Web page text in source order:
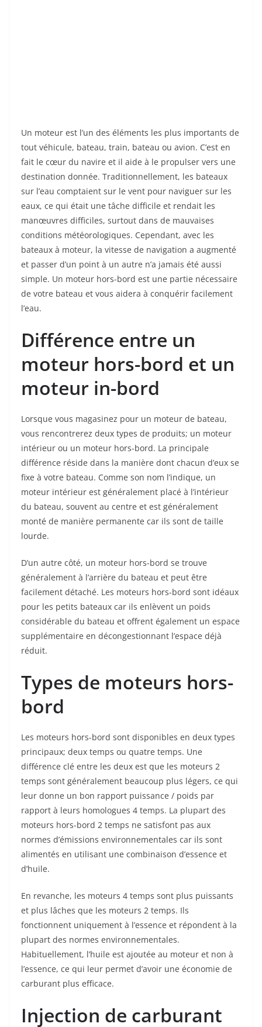
Un moteur est l’un des éléments les plus importants de
tout véhicule, bateau, train, bateau ou avion. C’est en
fait le cœur du navire et il aide à le propulser vers une
destination donnée. Traditionnellement, les bateaux
sur l’eau comptaient sur le vent pour naviguer sur les
eaux, ce qui était une tâche difficile et rendait les
manœuvres difficiles, surtout dans de mauvaises
conditions météorologiques. Cependant, avec les
bateaux à moteur, la vitesse de navigation a augmenté
et passer d’un point à un autre n’a jamais été aussi
simple. Un moteur hors-bord est une partie nécessaire
de votre bateau et vous aidera à conquérir facilement
l’eau.
Différence entre un
moteur hors-bord et un
moteur in-bord
Lorsque vous magasinez pour un moteur de bateau,
vous rencontrerez deux types de produits; un moteur
intérieur ou un moteur hors-bord. La principale
différence réside dans la manière dont chacun d’eux se
fixe à votre bateau. Comme son nom l’indique, un
moteur intérieur est généralement placé à l’intérieur
du bateau, souvent au centre et est généralement
monté de manière permanente car ils sont de taille
lourde.
D’un autre côté, un moteur hors-bord se trouve
généralement à l’arrière du bateau et peut être
facilement détaché. Les moteurs hors-bord sont idéaux
pour les petits bateaux car ils enlèvent un poids
considérable du bateau et offrent également un espace
supplémentaire en décongestionnant l’espace déjà
réduit.
Types de moteurs hors-
bord
Les moteurs hors-bord sont disponibles en deux types
principaux; deux temps ou quatre temps. Une
différence clé entre les deux est que les moteurs 2
temps sont généralement beaucoup plus légers, ce qui
leur donne un bon rapport puissance / poids par
rapport à leurs homologues 4 temps. La plupart des
moteurs hors-bord 2 temps ne satisfont pas aux
normes d’émissions environnementales car ils sont
alimentés en utilisant une combinaison d’essence et
d’huile.
En revanche, les moteurs 4 temps sont plus puissants
et plus lâches que les moteurs 2 temps. Ils
fonctionnent uniquement à l’essence et répondent à la
plupart des normes environnementales.
Habituellement, l’huile est ajoutée au moteur et non à
l’essence, ce qui leur permet d’avoir une économie de
carburant plus efficace.
Injection de carburant